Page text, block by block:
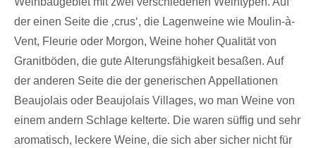
der einen Seite die ‚crus‘, die Lagenweine wie Moulin-à-
Vent, Fleurie oder Morgon, Weine hoher Qualität von
Granitböden, die gute Alterungsfähigkeit besaßen. Auf
der anderen Seite die der generischen Appellationen
Beaujolais oder Beaujolais Villages, wo man Weine von
einem andern Schlage kelterte. Die waren süffig und sehr
aromatisch, leckere Weine, die sich aber sicher nicht für